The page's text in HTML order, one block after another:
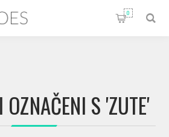
0
S 'ZUTE'